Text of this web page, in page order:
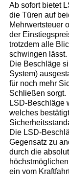
Ab sofort bietet
die Türen auf
Mehrwertsteuer
der
trotzdem alle
schwingen lässt.
Die Beschläge
System)
für noch mehr
Schließen sorgt.
LSD-Beschläge
welches
Die LSD-
Gegensatz zu
durch die
ein vom